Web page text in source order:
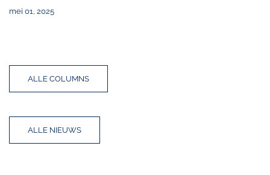
mei 01, 2025
ALLE COLUMNS
ALLE NIEUWS